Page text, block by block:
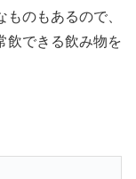
のもあるので、
飲できる飲み物を